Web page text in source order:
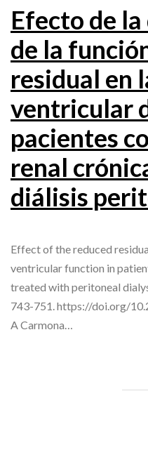
Efecto de
de la
residual en
ventricular
pacientes
renal
diálisis
Effect of the reduced
ventricular function in
treated with peritoneal
743-751. https://doi.org/
A Carmona…